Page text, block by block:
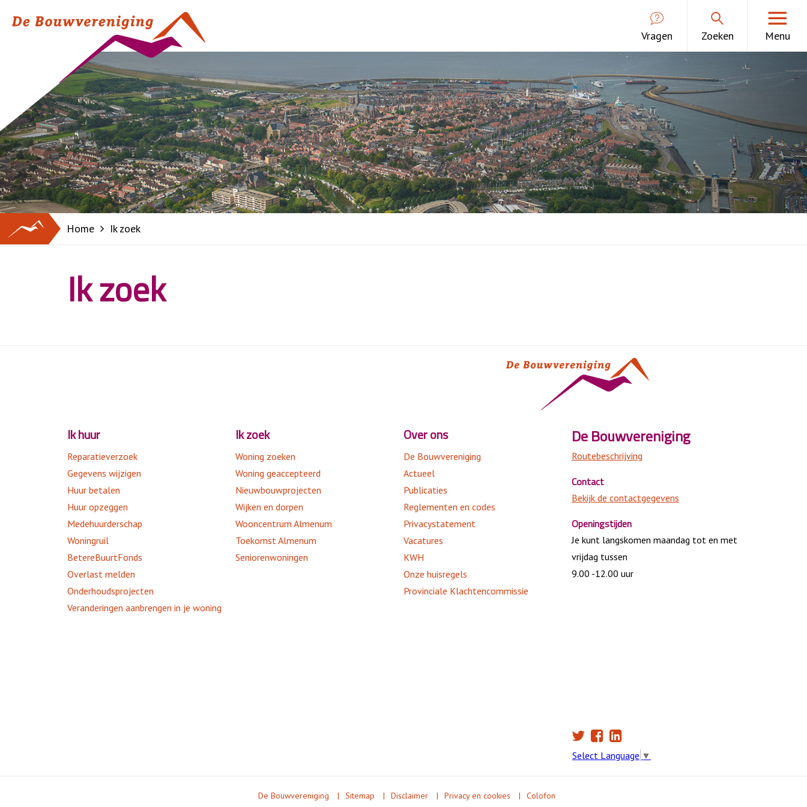
Vragen Zoeken Menu
Ik huur
Reparatieverzoek
Gegevens wijzigen
Huur betalen
Huur opzeggen
Huur opzeggen
Medehuurderschap
Woningruil
BetereBuurtFonds
Onderhoudsprojecten
Periodiek onderhoud
Ik zoek
Woning zoeken
Woning geaccepteerd
Nieuwbouwprojecten
Wijken en dorpen
Wooncentrum Almenum
Toekomst Almenum
Seniorenwoningen
Over ons
De Bouwvereniging
Actueel
Publicaties
Jaarverslagen
Visitatierapport
Ondernemingsplan
Persberichten
Provinciale Klachtencommissie
De Bouwvereniging
Contact
Home Ik zoek
Ik zoek
Ik huur
Reparatieverzoek
Gegevens wijzigen
Huur betalen
Huur opzeggen
Medehuurderschap
Woningruil
BetereBuurtFonds
Overlast melden
Onderhoudsprojecten
Veranderingen aanbrengen in je woning
Ik zoek
Woning zoeken
Woning geaccepteerd
Nieuwbouwprojecten
Wijken en dorpen
Wooncentrum Almenum
Toekomst Almenum
Seniorenwoningen
Over ons
De Bouwvereniging
Actueel
Publicaties
Reglementen en codes
Privacystatement
Vacatures
KWH
Onze huisregels
Provinciale Klachtencommissie
De Bouwvereniging
Routebeschrijving
Contact
Bekijk de contactgegevens
Openingstijden
Je kunt langskomen maandag tot en met
vrijdag tussen
9.00 -12.00 uur
Select Language ▼
De Bouwvereniging Sitemap Disclaimer Privacy en cookies Colofon